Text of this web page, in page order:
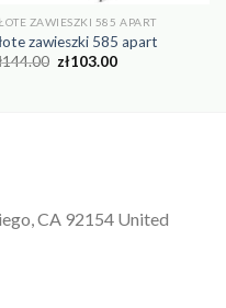
ZAWIESZKI 585 APART
zawieszki 585 apart
144.00 zł103.00
CA 92154 United